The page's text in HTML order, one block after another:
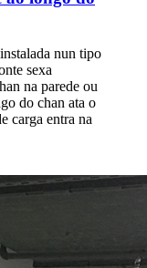
nun tipo
sexa
na parede ou
do chan ata o
carga entra na